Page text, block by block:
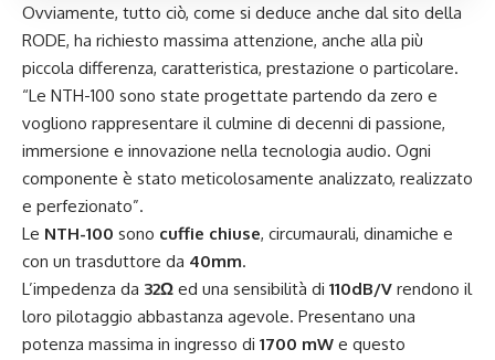
Ovviamente, tutto ciò, come si deduce anche dal sito della
RODE, ha richiesto massima attenzione, anche alla più
piccola differenza, caratteristica, prestazione o particolare.
“Le NTH-100 sono state progettate partendo da zero e
vogliono rappresentare il culmine di decenni di passione,
immersione e innovazione nella tecnologia audio. Ogni
componente è stato meticolosamente analizzato, realizzato
e perfezionato”.
Le NTH-100 sono cuffie chiuse, circumaurali, dinamiche e
con un trasduttore da 40mm.
L’impedenza da 32Ω ed una sensibilità di 110dB/V rendono il
loro pilotaggio abbastanza agevole. Presentano una
potenza massima in ingresso di 1700 mW e questo